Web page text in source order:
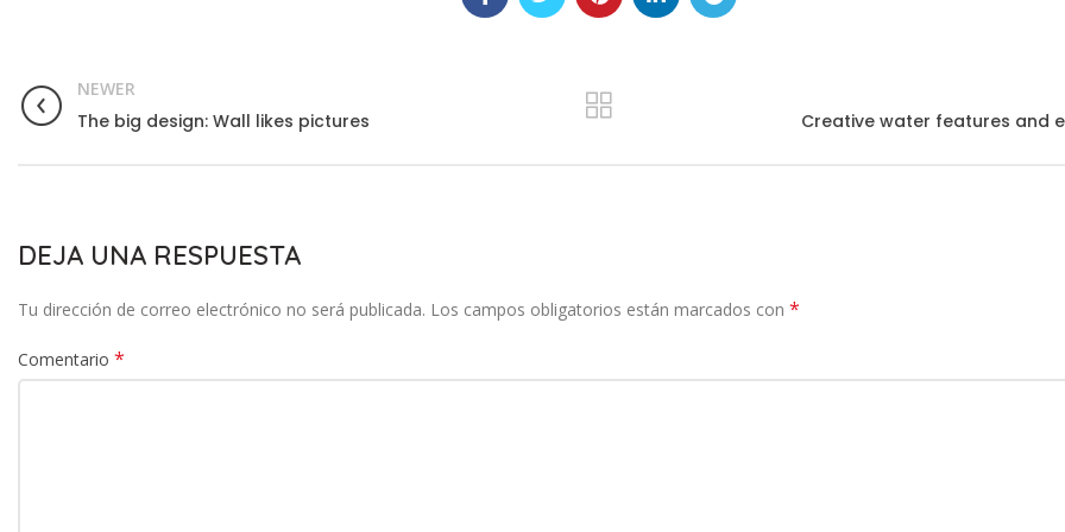
NEWER
The big design: Wall likes pictures Creative water features and
DEJA UNA RESPUESTA
Tu dirección de correo electrónico no será publicada. Los campos obligatorios están marcados con *
Comentario *